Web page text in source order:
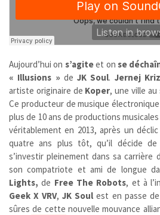
Aujourd’hui on s’agiteet onse
« Illusions » de JK Soul. Jernej
artiste originaire de Koper, une ville
Ce producteur de musique
plus de 10 ans de productions
véritablement en 2013, après un
quatre ans plus tôt, qu’il décide
s’investir pleinement dans sa carrière
son compatriote et ami de longue
Lights,de Free The Robots, et à
Geek X VRV,JK Soul est en passe
sûres de cette nouvelle mouvance